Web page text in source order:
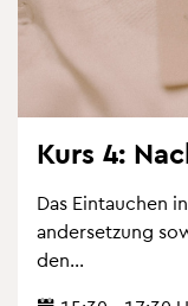
Kurs 4:
Das Ein­tau­chen
an­der­set­zung
den...